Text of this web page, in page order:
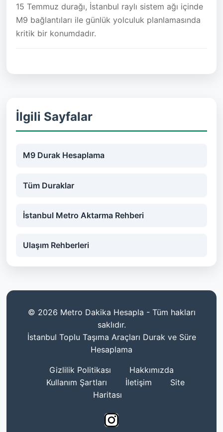
15 Temmuz durağı, İstanbul raylı sistem ağı içinde
M9 bağlantıları ile günlük yolculuk planlamasında
kritik bir konumdadır.
İlgili Sayfalar
M9 Durak Hesaplama
Tüm Duraklar
İstanbul Metro Aktarma Rehberi
Ulaşım Rehberleri
© 2026 Metro Dakika Hesapla - Tüm hakları
saklıdır.
İstanbul Toplu Taşıma Araçları Durak ve Süre
Hesaplama
Gizlilik Politikası
Hakkımızda
Kullanım Şartları
İletişim
Site
Haritası